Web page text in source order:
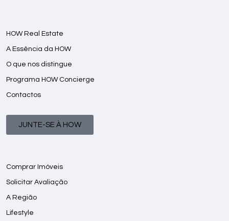
HOW Real Estate
A Essência da HOW
O que nos distingue
Programa HOW Concierge
Contactos
JUNTE-SE À HOW
Comprar Imóveis
Solicitar Avaliação
A Região
Lifestyle